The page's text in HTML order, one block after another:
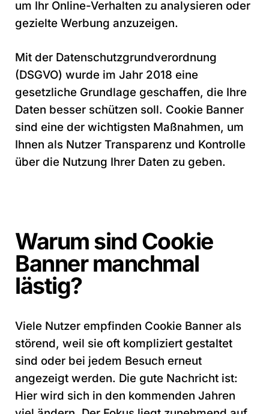
um Ihr Online-Verhalten zu analysieren oder
gezielte Werbung anzuzeigen.
Mit der Datenschutzgrundverordnung
(DSGVO) wurde im Jahr 2018 eine
gesetzliche Grundlage geschaffen, die Ihre
Daten besser schützen soll. Cookie Banner
sind eine der wichtigsten Maßnahmen, um
Ihnen als Nutzer Transparenz und Kontrolle
über die Nutzung Ihrer Daten zu geben.
Warum sind Cookie
Banner manchmal
lästig?
Viele Nutzer empfinden Cookie Banner als
störend, weil sie oft kompliziert gestaltet
sind oder bei jedem Besuch erneut
angezeigt werden. Die gute Nachricht ist:
Hier wird sich in den kommenden Jahren